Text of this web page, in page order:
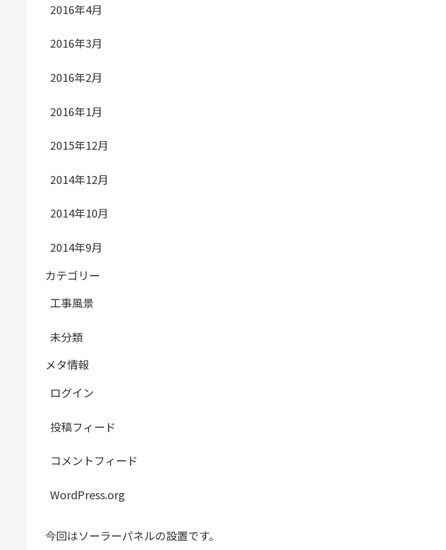
2016年4月
2016年3月
2016年2月
2016年1月
2015年12月
2014年12月
2014年10月
2014年9月
カテゴリー
工事風景
未分類
メタ情報
ログイン
投稿フィード
コメントフィード
WordPress.org
今回はソーラーパネルの設置です。